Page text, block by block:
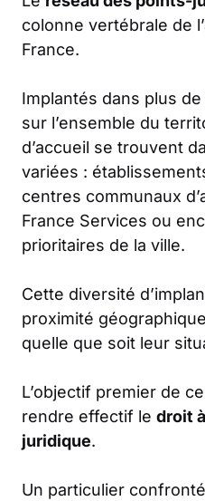
colonne vertébrale de
France.
Implantés dans plus
sur l’ensemble du
d’accueil se trouvent
variées :
centres communaux
France Services ou
prioritaires de la ville.
Cette diversité
proximité
quelle que soit leur
L’objectif premier de
rendre effectif le droit
juridique.
Un particulier